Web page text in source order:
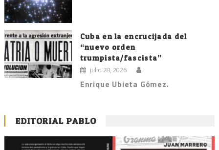
Cuba en la encrucijada del
“nuevo orden
trumpista/fascista”
julio 28, 2026
Enrique Ubieta Gómez.
EDITORIAL PABLO